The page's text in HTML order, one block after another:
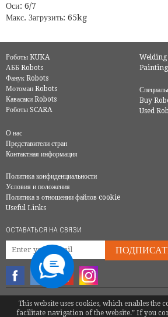
Оси: 6/7
Макс. Загрузить: 65kg
Роботы KUKA
АББ Robots
Фанук Robots
Мотоман Robots
Кавасаки Robots
Роботы SCARA
Welding
Painting
Buy
Used
О нас
Представители стран
Контактная информация
Политика конфиденциальности
Условия и положения
Политика в отношении файлов cookie
Useful Links
ОСТАВАТЬСЯ НА СВЯЗИ
© COPYRIGHT 2016 - EUROBOTS | ВСЕ ПРАВА
TEL. +380673737374|
This website uses cookies, which enables the
facilitate navigation of the website.” If you